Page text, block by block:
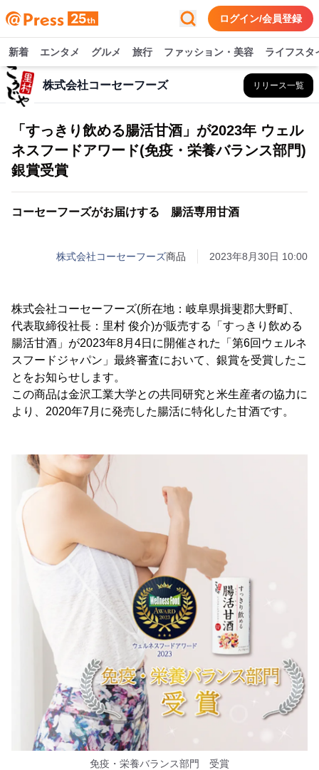
ログイン/会員登録
新着 エンタメ グルメ 旅行 ファッション・美容 ライフスタ
株式会社コーセーフーズ リリース一覧
「すっきり飲める腸活甘酒」が2023年 ウェル
ネスフードアワード(免疫・栄養バランス部門)
銀賞受賞
コーセーフーズがお届けする 腸活専用甘酒
株式会社コーセーフーズ商品 2023年8月30日 10:00
株式会社コーセーフーズ(所在地：岐阜県揖斐郡大野町、
代表取締役社長：里村 俊介)が販売する「すっきり飲める
腸活甘酒」が2023年8月4日に開催された「第6回ウェルネ
スフードジャパン」最終審査において、銀賞を受賞したこ
とをお知らせします。
この商品は金沢工業大学との共同研究と米生産者の協力に
より、2020年7月に発売した腸活に特化した甘酒です。
免疫・栄養バランス部門 受賞